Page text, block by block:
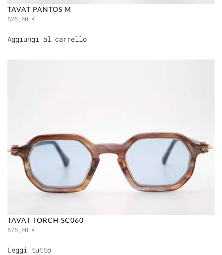
TAVAT PANTOS M
525,00 €
Aggiungi al carrello
TAVAT TORCH SC060
675,00 €
Leggi tutto